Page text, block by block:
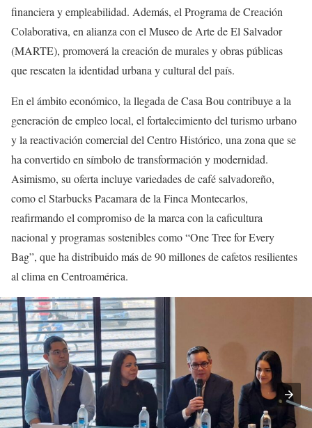
financiera y empleabilidad. Además, el Programa de Creación
Colaborativa, en alianza con el Museo de Arte de El Salvador
(MARTE), promoverá la creación de murales y obras públicas
que rescaten la identidad urbana y cultural del país.
En el ámbito económico, la llegada de Casa Bou contribuye a la
generación de empleo local, el fortalecimiento del turismo urbano
y la reactivación comercial del Centro Histórico, una zona que se
ha convertido en símbolo de transformación y modernidad.
Asimismo, su oferta incluye variedades de café salvadoreño,
como el Starbucks Pacamara de la Finca Montecarlos,
reafirmando el compromiso de la marca con la caficultura
nacional y programas sostenibles como “One Tree for Every
Bag”, que ha distribuido más de 90 millones de cafetos resilientes
al clima en Centroamérica.